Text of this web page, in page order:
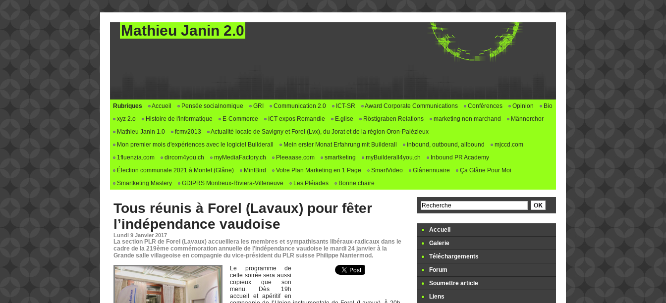
Mathieu Janin 2.0
Rubriques Accueil Pensée socialnomique GRI Communication 2.0 ICT-SR Award Corporate Communications Conférences Opinion
Bio
xyz 2.o
Histoire de l'informatique E-Commerce ICT expos Romandie E.glise Röstigraben Relations marketing non marchand
Männerchor
Mathieu Janin 1.0
fcmv2013
Actualité locale de Savigny et Forel (Lvx), du Jorat et de la région Oron-Palézieux
Mon premier mois d'expériences avec le logiciel Builderall
Mein erster Monat Erfahrung mit Builderall inbound, outbound, allbound
mjccd.com
1fluenzia.com
dircom4you.ch myMediaFactory.ch Pleeaase.com smartketing myBuilderall4you.ch
Inbound PR Academy
Élection communale 2021 à Montet (Glâne)
MintBird Votre Plan Marketing en 1 Page SmartVideo Glânennuaire
Ça Glâne Pour Moi
Smartketing Mastery
GDIPRS Montreux-Riviera-Villeneuve Les Pléiades Bonne chaire
Tous réunis à Forel (Lavaux) pour fêter
l’indépendance vaudoise
Lundi 9 Janvier 2017
La section PLR de Forel (Lavaux) accueillera les membres et sympathisants libéraux-radicaux dans le
cadre de la 219ème commémoration annuelle de l’indépendance vaudoise le mardi 24 janvier à la
Grande salle villageoise en compagnie du vice-président du PLR suisse Philippe Nantermod.
Le programme de
cette soirée sera aussi
copieux que son
menu. Dès 19h
accueil et apéritif en
Accueil
Galerie
Téléchargements
Forum
Soumettre article
Liens